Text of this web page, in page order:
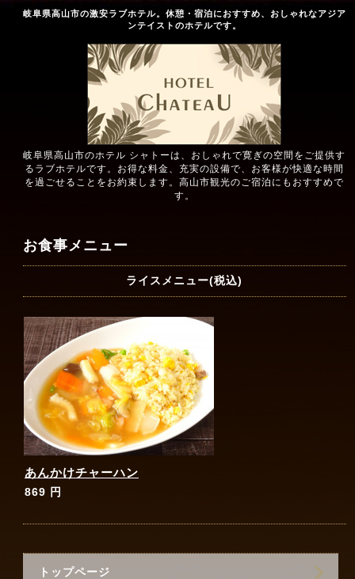
岐阜県高山市の激安ラブホテル。休憩・宿泊におすすめ、おしゃれなアジア
ンテイストのホテルです。
岐阜県高山市のホテル シャトーは、おしゃれで寛ぎの空間をご提供す
るラブホテルです。お得な料金、充実の設備で、お客様が快適な時間
を過ごせることをお約束します。高山市観光のご宿泊にもおすすめで
す。
お食事メニュー
ライスメニュー(税込)
あんかけチャーハン
869 円
トップページ